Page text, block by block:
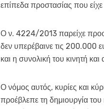
επίπεδα προστασίας που
Ο ν. 4224/2013 παρείχε
δεν υπερέβαινε τις 200.000
και η συνολική του κινητή
Ο νόμος αυτός, κυρίες και
προέβλεπε τη δημιουργία του